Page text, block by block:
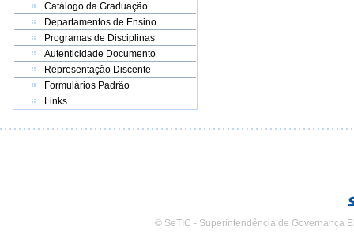
Catálogo da Graduação
Departamentos de Ensino
Programas de Disciplinas
Autenticidade Documento
Representação Discente
Formulários Padrão
Links
© SeTIC - Superintendência de Governança